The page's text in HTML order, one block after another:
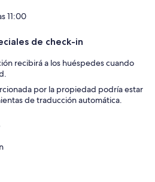
11:00
de check-in
recibirá a los huéspedes cuando
por la propiedad podría estar
de traducción automática.